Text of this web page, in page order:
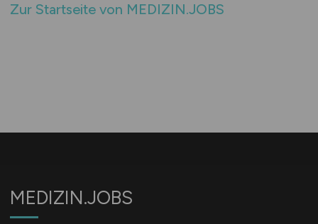
Zur Startseite von MEDIZIN.JOBS
MEDIZIN.JOBS